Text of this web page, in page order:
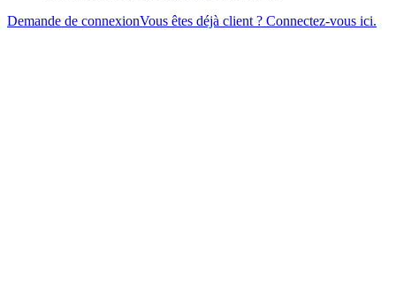
Demande de connexionVous êtes déjà client ? Connectez-vous ici.